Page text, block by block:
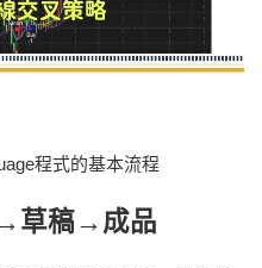
程式的基本流程
草稿→ 成品